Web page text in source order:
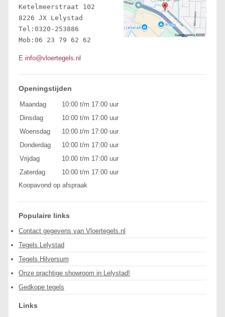
Ketelmeerstraat 102
8226 JX Lelystad
Tel:0320-253886
Mob:06 23 79 62 62
E info@vloertegels.nl
Openingstijden
Maandag
10:00 t/m 17:00 uur
Dinsdag
10:00 t/m 17:00 uur
Woensdag
10:00 t/m 17:00 uur
Donderdag
10:00 t/m 17:00 uur
Vrijdag
10:00 t/m 17:00 uur
Zaterdag
10:00 t/m 17:00 uur
Koopavond op afspraak
Populaire links
Contact gegevens van Vloertegels.nl
Tegels Lelystad
Tegels Hilversum
Onze prachtige showroom in Lelystad!
Gedkope tegels
Links